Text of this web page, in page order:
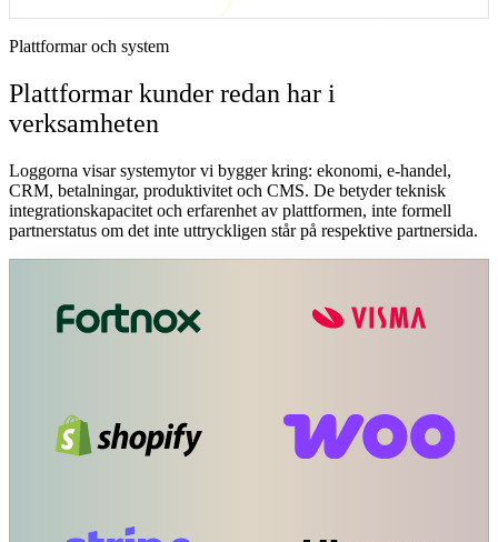
Plattformar och system
Plattformar kunder redan har i
verksamheten
Loggorna visar systemytor vi bygger kring: ekonomi, e-handel,
CRM, betalningar, produktivitet och CMS. De betyder teknisk
integrationskapacitet och erfarenhet av plattformen, inte formell
partnerstatus om det inte uttryckligen står på respektive partnersida.